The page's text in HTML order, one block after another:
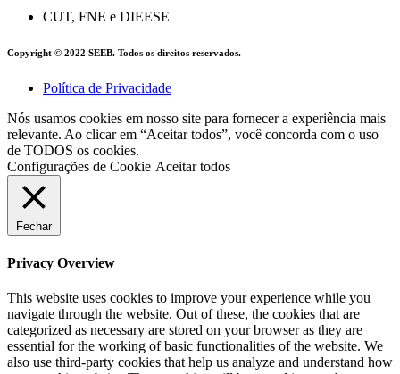
CUT, FNE e DIEESE
Copyright © 2022 SEEB. Todos os direitos reservados.
Política de Privacidade
Nós usamos cookies em nosso site para fornecer a experiência mais
relevante. Ao clicar em “Aceitar todos”, você concorda com o uso
de TODOS os cookies.
Configurações de Cookie Aceitar todos
Fechar
Privacy Overview
This website uses cookies to improve your experience while you
navigate through the website. Out of these, the cookies that are
categorized as necessary are stored on your browser as they are
essential for the working of basic functionalities of the website. We
also use third-party cookies that help us analyze and understand how